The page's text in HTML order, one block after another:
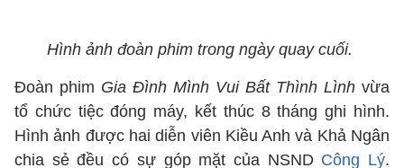
Hình ảnh đoàn phim trong ngày quay cuối.
Đoàn phim Gia Đình Mình Vui Bất Thình Lình vừa
tổ chức tiệc đóng máy, kết thúc 8 tháng ghi hình.
Hình ảnh được hai diễn viên Kiều Anh và Khả Ngân
chia sẻ đều có sự góp mặt của NSND Công Lý.